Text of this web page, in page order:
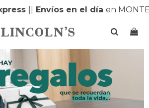
||Envíos en el día en